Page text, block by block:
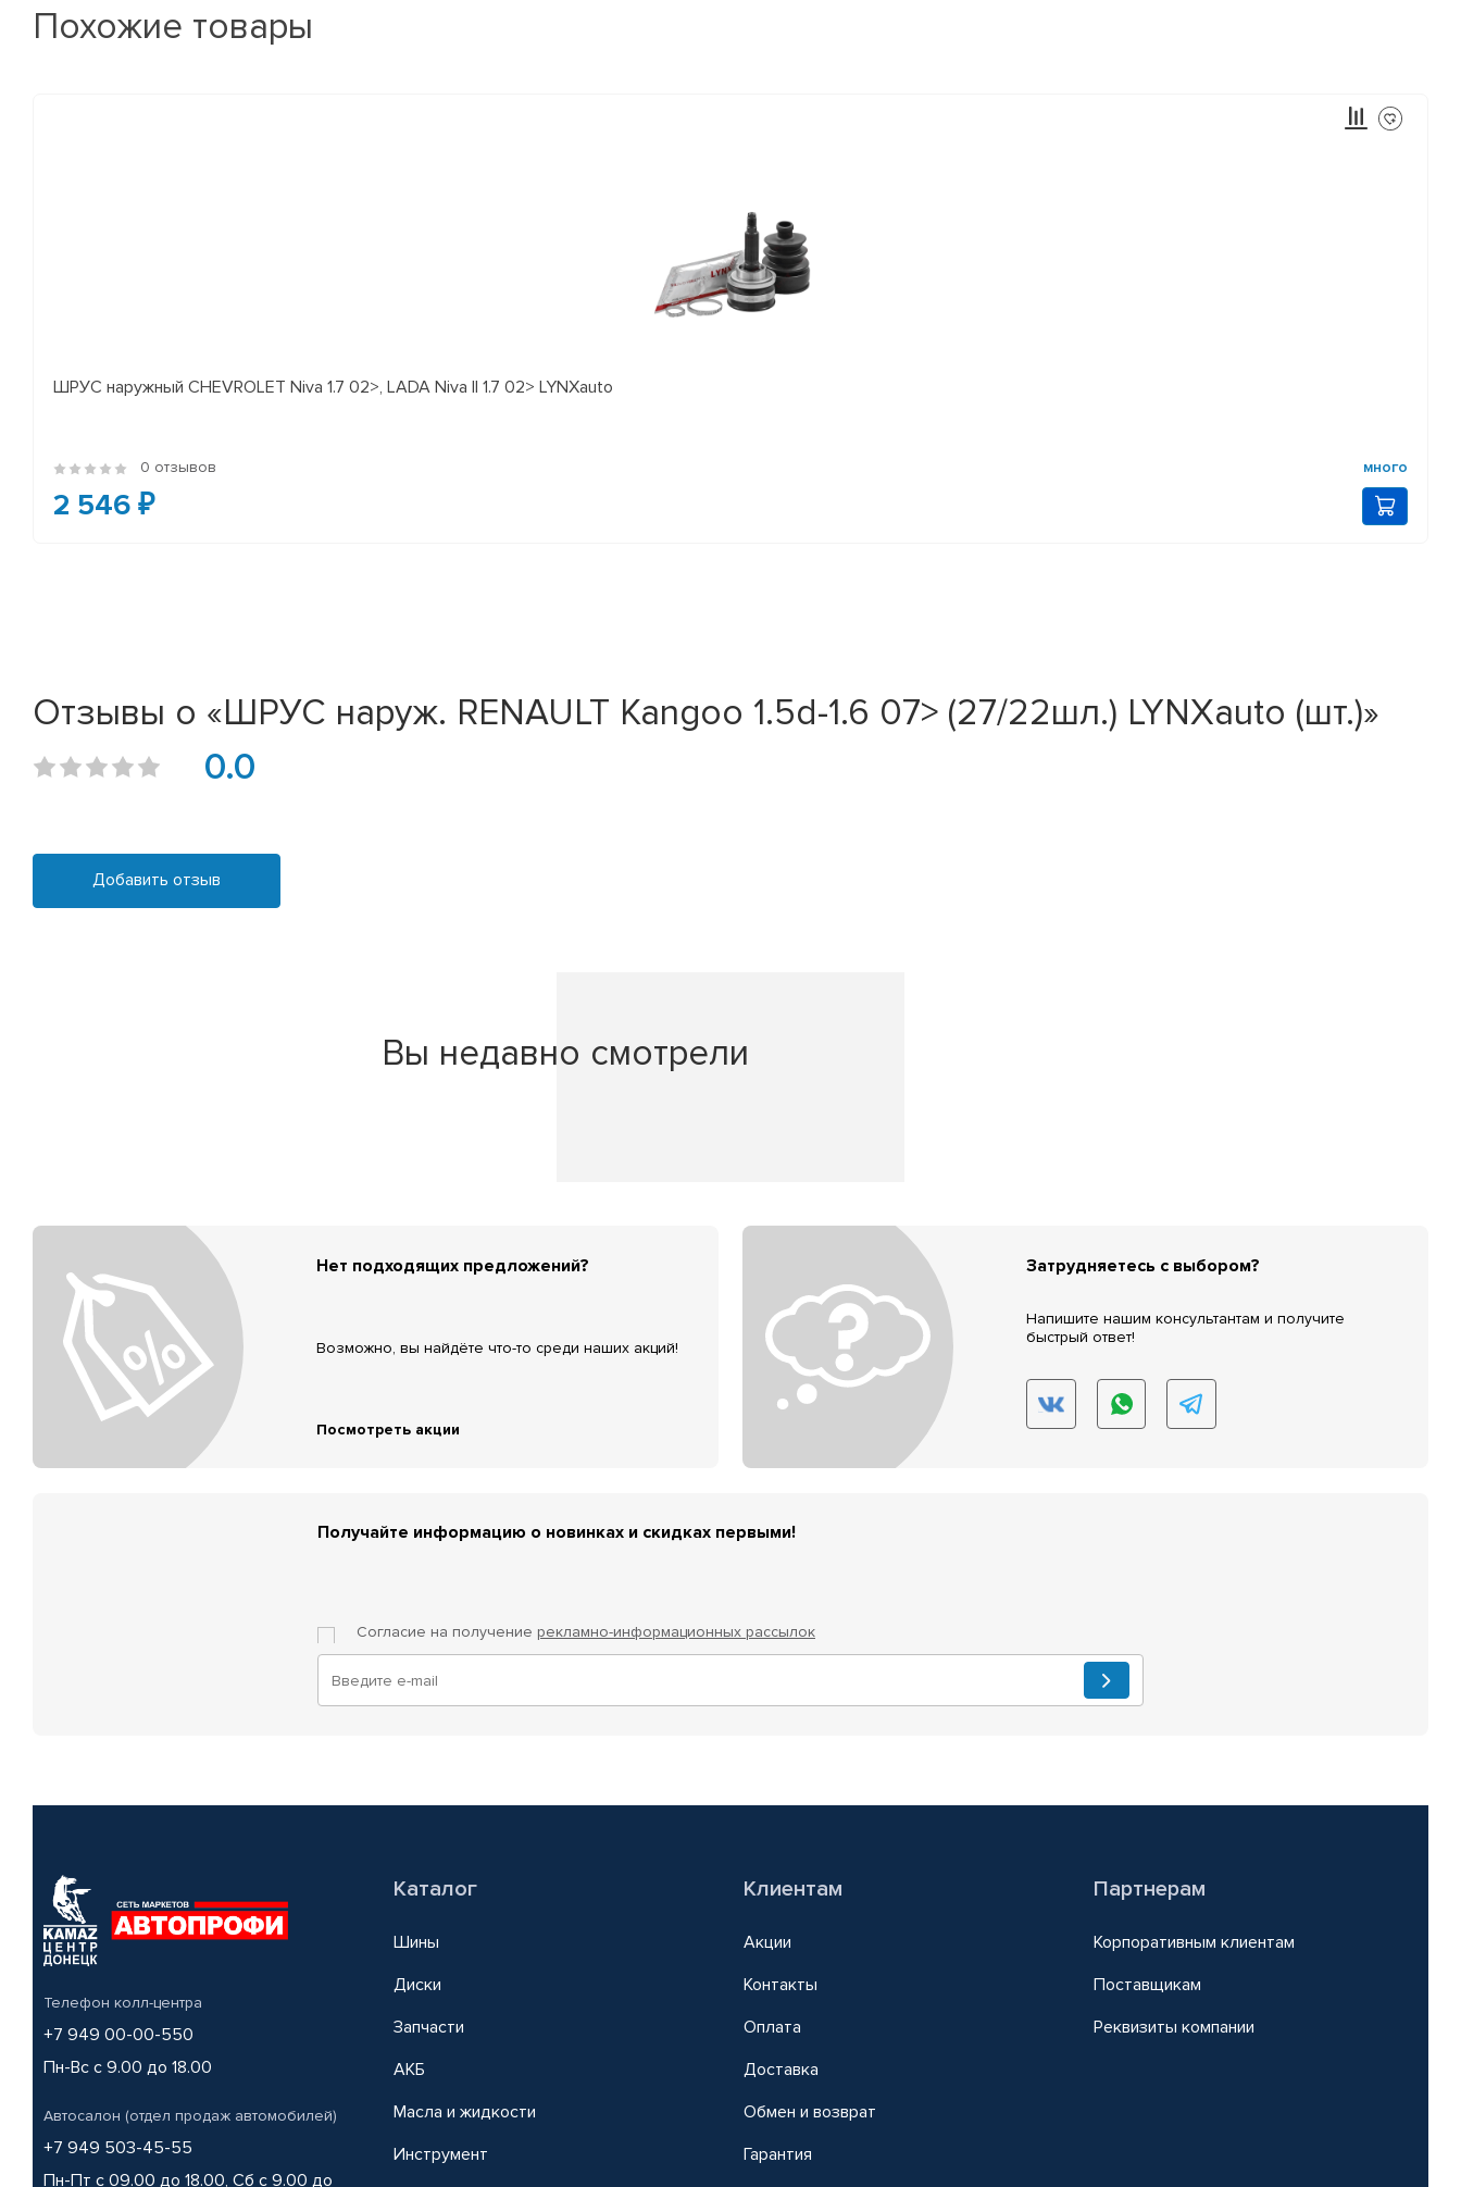
Похожие товары
ШРУС наружный CHEVROLET Niva 1.7 02>, LADA Niva II 1.7 02> LYNXauto
0 отзывов много
2 546 ₽
Отзывы о «ШРУС наруж. RENAULT Kangoo 1.5d-1.6 07> (27/22шл.) LYNXauto (шт.)»
0.0
Добавить отзыв
Вы недавно смотрели
Нет подходящих предложений?
Возможно, вы найдёте что-то среди наших акций!
Посмотреть акции
Затрудняетесь с выбором?
Напишите нашим консультантам и получите
быстрый ответ!
Получайте информацию о новинках и скидках первыми!
Согласие на получение рекламно-информационных рассылок
Телефон колл-центра
+7 949 00-00-550
Пн-Вс с 9.00 до 18.00
Автосалон (отдел продаж автомобилей)
+7 949 503-45-55
Пн-Пт с 09.00 до 18.00, Сб с 9.00 до
Каталог
Шины
Диски
Запчасти
АКБ
Масла и жидкости
Инструмент
Клиентам
Акции
Контакты
Оплата
Доставка
Обмен и возврат
Гарантия
Партнерам
Корпоративным клиентам
Поставщикам
Реквизиты компании